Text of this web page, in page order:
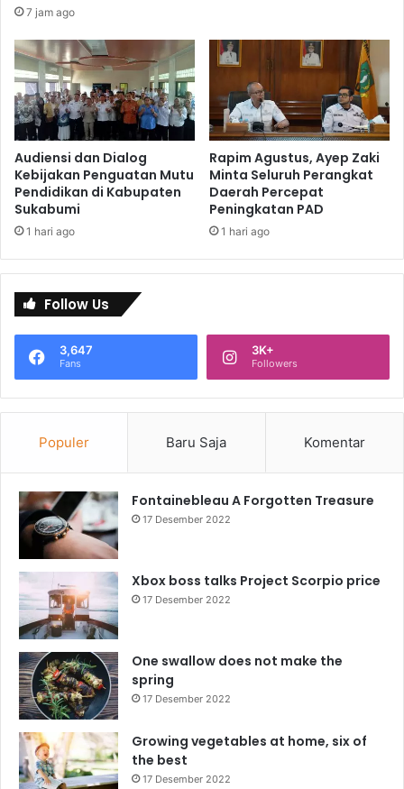
7 jam ago
Audiensi dan Dialog
Kebijakan Penguatan Mutu
Pendidikan di Kabupaten
Sukabumi
1 hari ago
Rapim Agustus, Ayep Zaki
Minta Seluruh Perangkat
Daerah Percepat
Peningkatan PAD
1 hari ago
Follow Us
3,647
Fans
3K+
Followers
Populer Baru Saja Komentar
Fontainebleau A Forgotten Treasure
17 Desember 2022
Xbox boss talks Project Scorpio price
17 Desember 2022
One swallow does not make the
spring
17 Desember 2022
Growing vegetables at home, six of
the best
17 Desember 2022